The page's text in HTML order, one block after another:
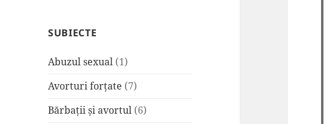
SUBIECTE
Abuzul sexual (1)
Avorturi forțate (7)
Bărbații și avortul (6)